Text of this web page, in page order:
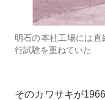
明石の本社工場には
行試験を重ねていた
そのカワサキが